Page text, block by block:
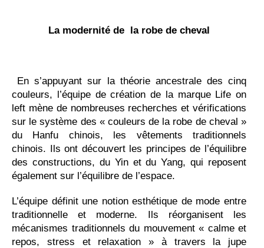
La modernité de la robe de cheval
En s’appuyant sur la théorie ancestrale des cinq
couleurs, l’équipe de création de la marque Life on
left mène de nombreuses recherches et vérifications
sur le système des « couleurs de la robe de cheval »
du Hanfu chinois, les vêtements traditionnels
chinois. Ils ont découvert les principes de l’équilibre
des constructions, du Yin et du Yang, qui reposent
également sur l’équilibre de l’espace.
L’équipe définit une notion esthétique de mode entre
traditionnelle et moderne. Ils réorganisent les
mécanismes traditionnels du mouvement « calme et
repos, stress et relaxation » à travers la jupe